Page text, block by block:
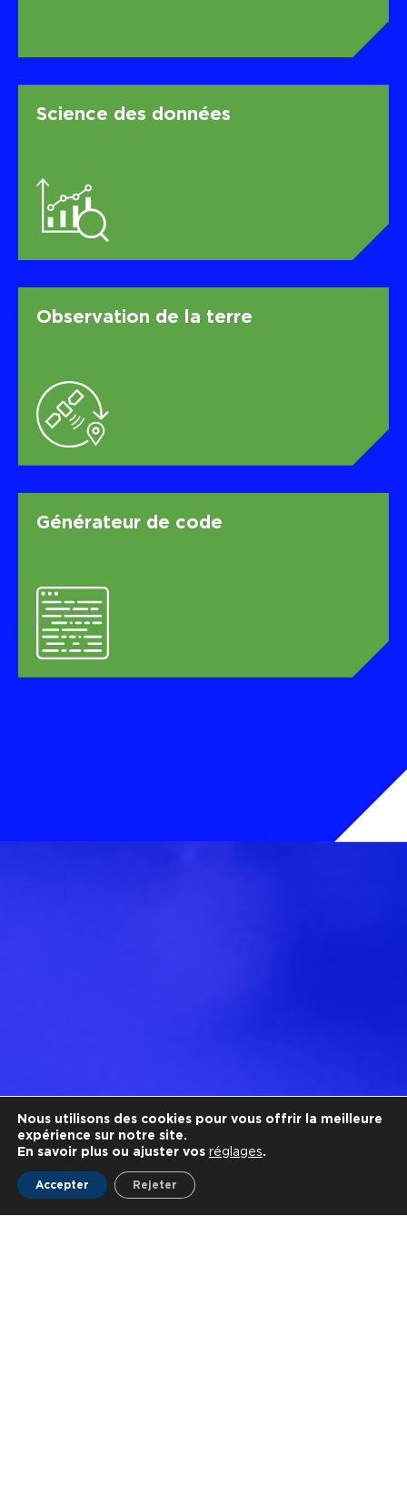
Science des données
Observation de la terre
Générateur de code
Nous utilisons des cookies pour vous offrir la meilleure
expérience sur notre site.
En savoir plus ou ajuster vos réglages.
Accepter Rejeter